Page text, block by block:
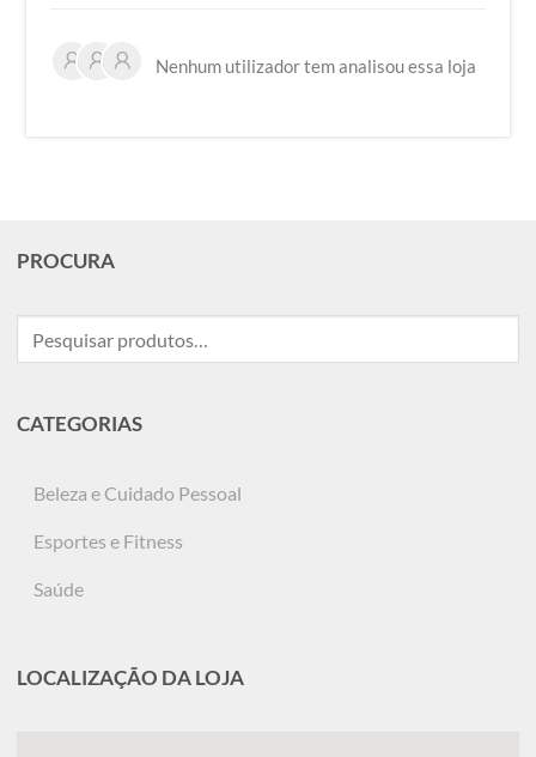
Nenhum utilizador tem analisou essa loja
PROCURA
CATEGORIAS
Beleza e Cuidado Pessoal
Esportes e Fitness
Saúde
LOCALIZAÇÃO DA LOJA